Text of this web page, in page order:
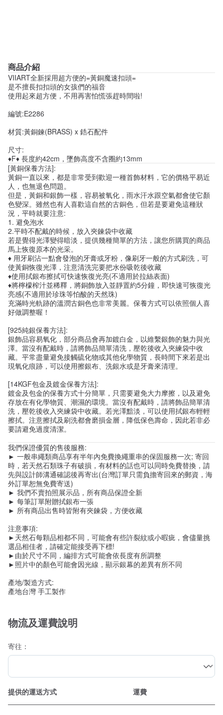
商品介紹
VIIART全新採用超方便的=黃銅魔速扣頭=
是不擅長扣扣頭的女孩們的福音
使用起來超方便，不用再害怕慌張趕時間啦!
編號:E2286
材質:黃銅鍊(BRASS) x 鋯石配件
尺寸:
♦F♦ 長度約42cm，墜飾高度不含圈約13mm
[黃銅保養方法]:
黃銅一直以來，都是非常受到歡迎一種首飾材料，它的價格平易近
人，也無退色問題。
但是，黃銅和銀飾一樣，容易被氧化，雨水汗水跟空氣都會使它顏
色變深。雖然也有人喜歡這自然的古銅色，但若是要避免這種狀
況，平時就要注意:
1. 避免泡水
2.平時不配戴的時候，放入夾鍊袋中收藏
若是覺得光澤變得暗淡，提供幾種簡單的方法，讓您所購買的商品
馬上恢復原本的光采。
♦ 用牙刷沾一點會發泡的牙膏或牙粉，像刷牙一般的方式刷洗，可
使黃銅恢復光澤，注意清洗完要把水份吸乾後收藏
♦使用拭銀布擦拭可快速恢復光亮(不適用於拉絲表面)
♦將檸檬榨汁並稀釋，將銅飾放入並靜置約5分鐘，即快速可恢復光
亮感(不適用於珍珠等怕酸的天然珠)
充滿時光軌跡的溫潤古銅色也非常美麗。保養方式可以依照個人喜
好做調整喔！
[925純銀保養方法]:
銀飾品容易氧化，部分商品會再加鍍白金，以維繫銀飾的魅力與光
澤。當沒有配戴時，請將飾品簡單清洗，壓乾後收入夾練袋中收
藏。平常盡量避免接觸硫化物或其他化學物質，長時間下來若是出
現氧化痕跡，可以使用擦銀布、洗銀水或是牙膏來清理。
[14KGF包金及鍍金保養方法]:
鍍金及包金的保養方式十分簡單，只需要避免大力摩擦，以及避免
存放在有化學物質、潮濕的環境。當沒有配戴時，請將飾品簡單清
洗，壓乾後收入夾練袋中收藏。若光澤黯淡，可以使用拭銀布輕輕
擦拭。注意擦拭及刷洗都會磨損金層，降低保色壽命，因此若非必
要請避免過度清潔。
我們保證優質的售後服務:
► 一般串繩類商品享有半年內免費換繩重串的保固服務一次; 寄回
時，若天然石類珠子有破損，有材料的話也可以同時免費替換，請
先與設計師溝通確認後再寄出(台灣訂單只需負擔寄回來的郵資，海
外訂單恕無免費寄送)
► 我們不賣拍照展示品，所有商品保證全新
► 每筆訂單附贈拭銀布一張
► 所有商品出售時皆附有夾鍊袋，方便收藏
注意事項:
►天然石每顆品相都不同，可能會有些許裂紋或小暇疵，會儘量挑
選品相佳者，請確定能接受再下標!
►由於尺寸不同，編排方式可能會依長度有所調整
►照片中的顏色可能會因光線，顯示銀幕的差異有所不同
產地/製造方式:
產地台灣 手工製作
物流及運費說明
寄往：
提供的運送方式 運費